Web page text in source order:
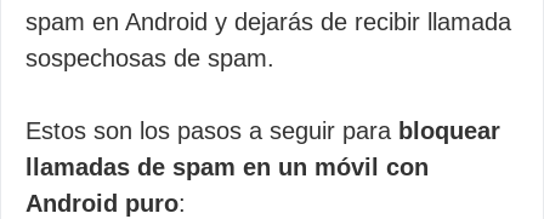
spam en Android y dejarás de recibir llamada
sospechosas de spam.
Estos son los pasos a seguir para bloquear
llamadas de spam en un móvil con
Android puro: